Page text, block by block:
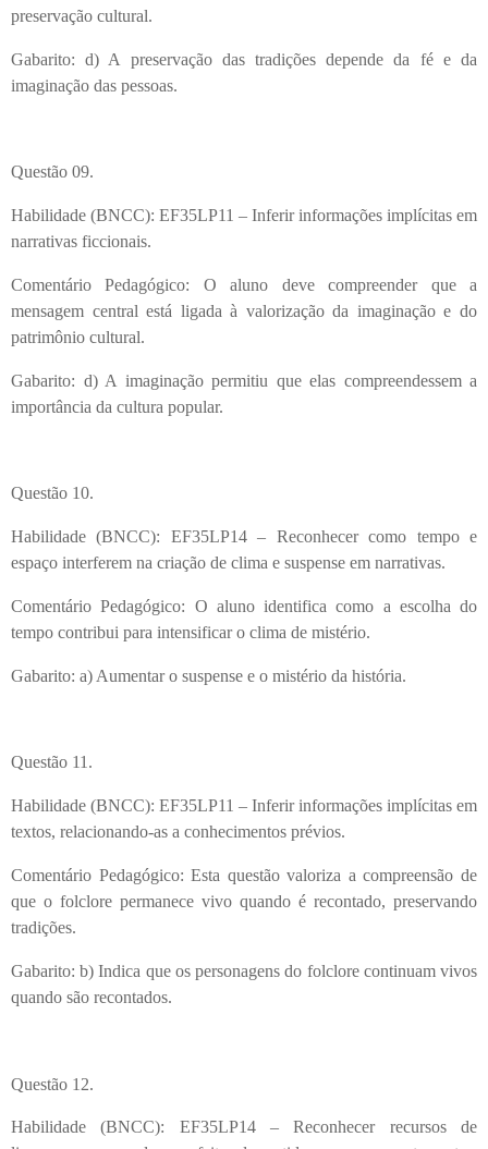
preservação cultural.
Gabarito: d) A preservação das tradições depende da fé e da
imaginação das pessoas.
Questão 09.
Habilidade (BNCC): EF35LP11 – Inferir informações implícitas em
narrativas ficcionais.
Comentário Pedagógico: O aluno deve compreender que a
mensagem central está ligada à valorização da imaginação e do
patrimônio cultural.
Gabarito: d) A imaginação permitiu que elas compreendessem a
importância da cultura popular.
Questão 10.
Habilidade (BNCC): EF35LP14 – Reconhecer como tempo e
espaço interferem na criação de clima e suspense em narrativas.
Comentário Pedagógico: O aluno identifica como a escolha do
tempo contribui para intensificar o clima de mistério.
Gabarito: a) Aumentar o suspense e o mistério da história.
Questão 11.
Habilidade (BNCC): EF35LP11 – Inferir informações implícitas em
textos, relacionando-as a conhecimentos prévios.
Comentário Pedagógico: Esta questão valoriza a compreensão de
que o folclore permanece vivo quando é recontado, preservando
tradições.
Gabarito: b) Indica que os personagens do folclore continuam vivos
quando são recontados.
Questão 12.
Habilidade (BNCC): EF35LP14 – Reconhecer recursos de